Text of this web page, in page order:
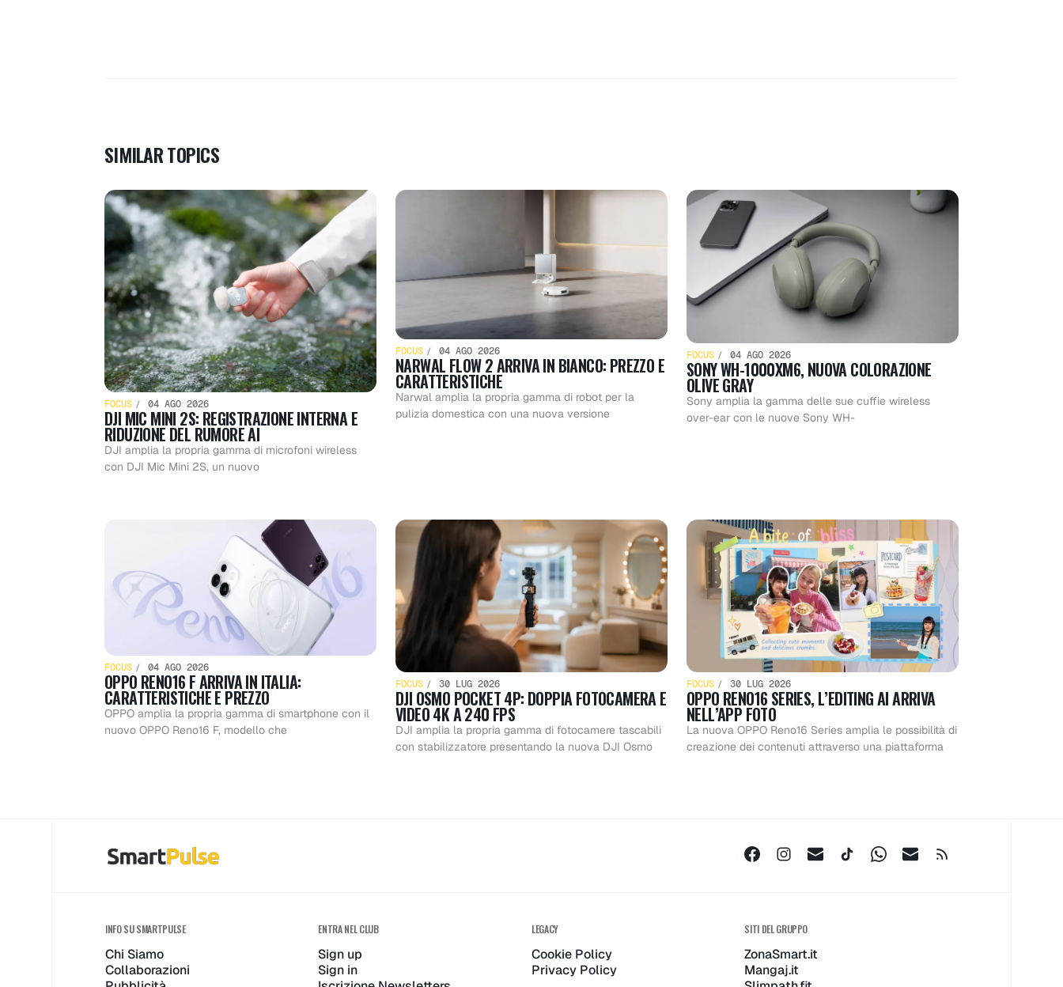
SIMILAR TOPICS
FOCUS 04 AGO 2026
DJI MIC MINI 2S: REGISTRAZIONE INTERNA E
RIDUZIONE DEL RUMORE AI
DJI amplia la propria gamma di microfoni wireless
con DJI Mic Mini 2S, un nuovo
FOCUS 04 AGO 2026
NARWAL FLOW 2 ARRIVA IN BIANCO: PREZZO E
CARATTERISTICHE
Narwal amplia la propria gamma di robot per la
pulizia domestica con una nuova versione
FOCUS 04 AGO 2026
SONY WH-1000XM6, NUOVA COLORAZIONE
OLIVE GRAY
Sony amplia la gamma delle sue cuffie wireless
over-ear con le nuove Sony WH-
FOCUS 04 AGO 2026
OPPO RENO16 F ARRIVA IN ITALIA:
CARATTERISTICHE E PREZZO
OPPO amplia la propria gamma di smartphone con il
nuovo OPPO Reno16 F, modello che
FOCUS 30 LUG 2026
DJI OSMO POCKET 4P: DOPPIA FOTOCAMERA E
VIDEO 4K A 240 FPS
DJI amplia la propria gamma di fotocamere tascabili
con stabilizzatore presentando la nuova DJI Osmo
FOCUS 30 LUG 2026
OPPO RENO16 SERIES, L’EDITING AI ARRIVA
NELL’APP FOTO
La nuova OPPO Reno16 Series amplia le possibilità di
creazione dei contenuti attraverso una piattaforma
INFO SU SMARTPULSE
Chi Siamo
Collaborazioni
ENTRA NEL CLUB
Sign up
Sign in
LEGACY
Cookie Policy
Privacy Policy
SITI DEL GRUPPO
ZonaSmart.it
Mangaj.it